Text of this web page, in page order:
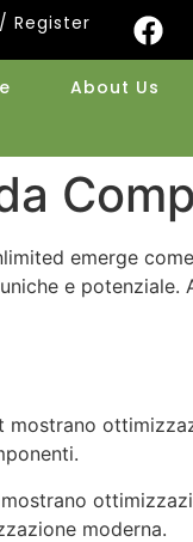
Register
About Us
emerge
e
moderna.